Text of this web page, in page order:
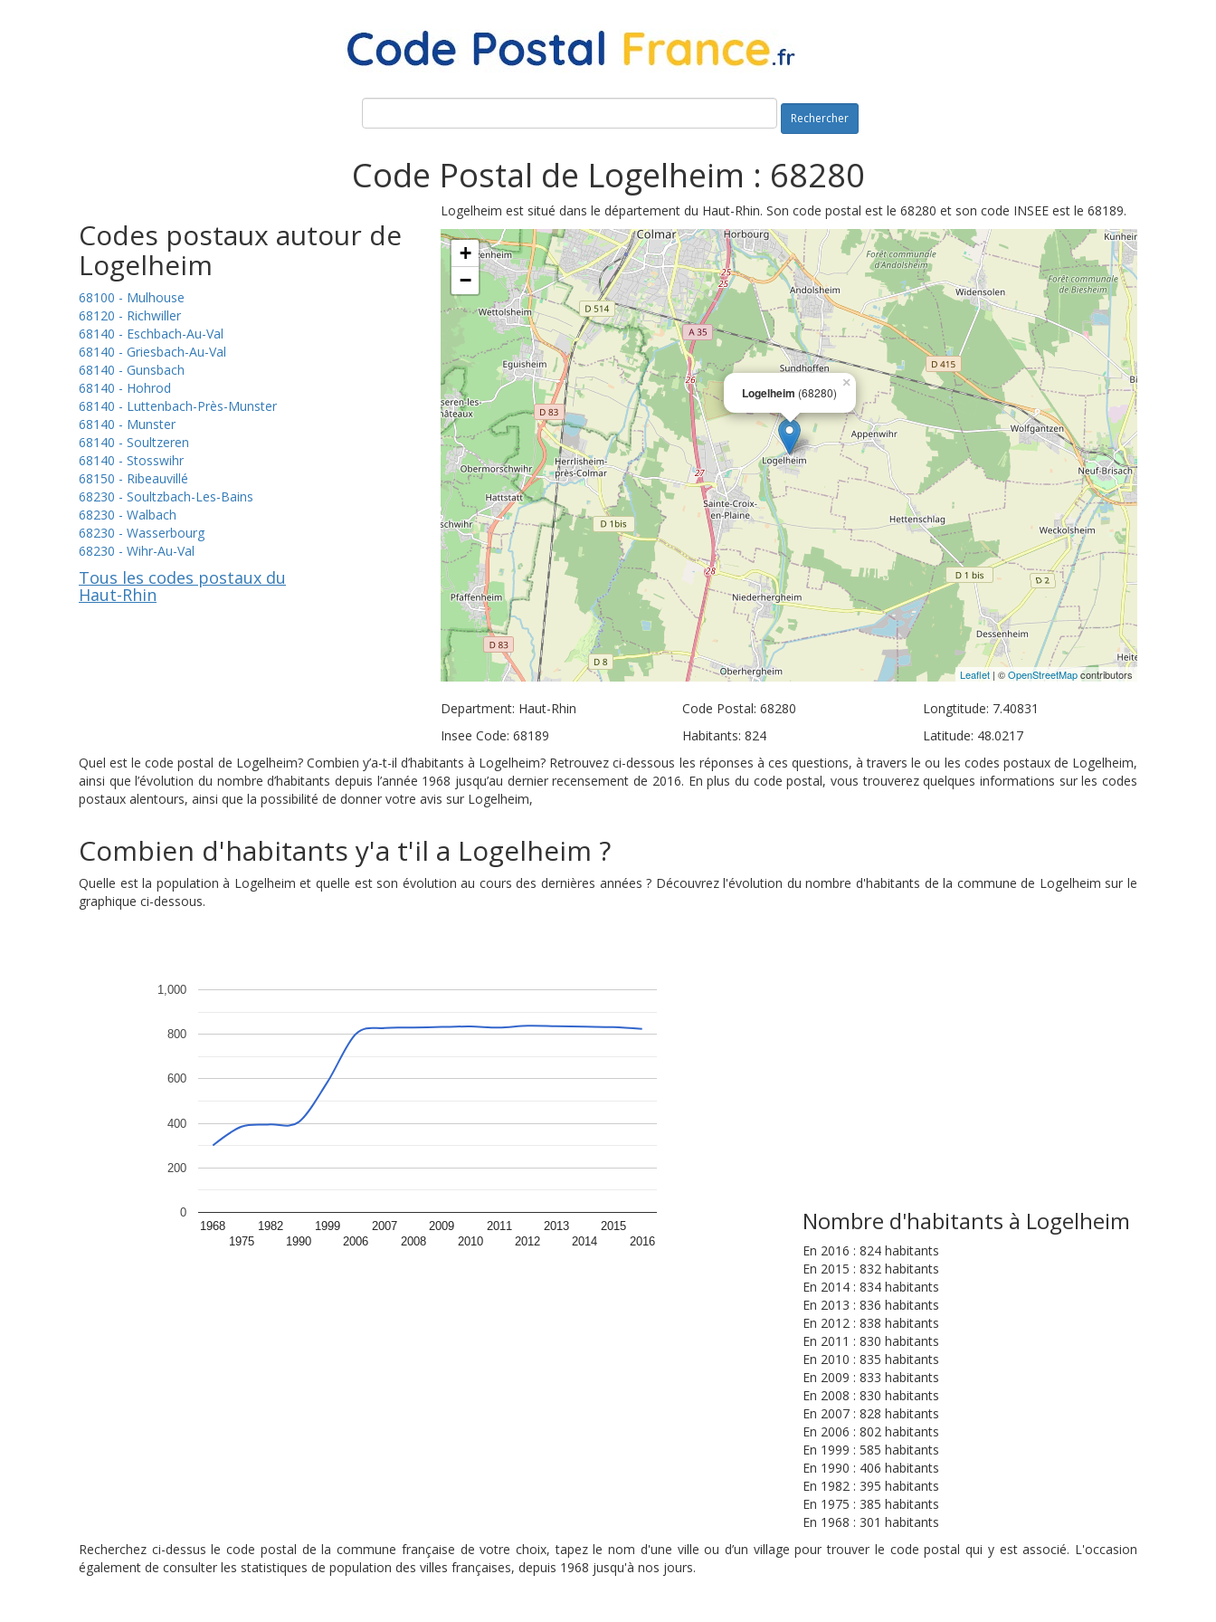
Rechercher
Code Postal de Logelheim : 68280
Codes postaux autour de
Logelheim
68100 - Mulhouse
68120 - Richwiller
68140 - Eschbach-Au-Val
68140 - Griesbach-Au-Val
68140 - Gunsbach
68140 - Hohrod
68140 - Luttenbach-Près-Munster
68140 - Munster
68140 - Soultzeren
68140 - Stosswihr
68150 - Ribeauvillé
68230 - Soultzbach-Les-Bains
68230 - Walbach
68230 - Wasserbourg
68230 - Wihr-Au-Val
Tous les codes postaux du
Haut-Rhin
Logelheim est situé dans le département du Haut-Rhin. Son code postal est le 68280 et son code INSEE est le 68189.
Logelheim (68280)
×
+
−
Leaflet | ©OpenStreetMapcontributors
Department: Haut-Rhin
Insee Code: 68189
Code Postal: 68280
Habitants: 824
Longtitude: 7.40831
Latitude: 48.0217
Quel est le code postal de Logelheim? Combien y’a-t-il d’habitants à Logelheim? Retrouvez ci-dessous les réponses à ces questions, à travers le ou les codes postaux de Logelheim,
ainsi que l’évolution du nombre d’habitants depuis l’année 1968 jusqu’au dernier recensement de 2016. En plus du code postal, vous trouverez quelques informations sur les codes
postaux alentours, ainsi que la possibilité de donner votre avis sur Logelheim,
Combien d'habitants y'a t'il a Logelheim ?
Quelle est la population à Logelheim et quelle est son évolution au cours des dernières années ? Découvrez l'évolution du nombre d'habitants de la commune de Logelheim sur le
graphique ci-dessous.
1968
1975
1982
1990
1999
2006
2007
2008
2009
2010
2011
2012
2013
2014
2015
2016
0
200
400
600
800
1,000
Nombre d'habitants à Logelheim
En 2016 : 824 habitants
En 2015 : 832 habitants
En 2014 : 834 habitants
En 2013 : 836 habitants
En 2012 : 838 habitants
En 2011 : 830 habitants
En 2010 : 835 habitants
En 2009 : 833 habitants
En 2008 : 830 habitants
En 2007 : 828 habitants
En 2006 : 802 habitants
En 1999 : 585 habitants
En 1990 : 406 habitants
En 1982 : 395 habitants
En 1975 : 385 habitants
En 1968 : 301 habitants
Recherchez ci-dessus le code postal de la commune française de votre choix, tapez le nom d'une ville ou d’un village pour trouver le code postal qui y est associé. L'occasion
également de consulter les statistiques de population des villes françaises, depuis 1968 jusqu'à nos jours.